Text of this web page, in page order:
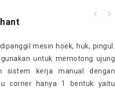
mesin hoek, huk, pingul.
untuk memotong ujung
sistem kerja manual dengan
corner hanya 1 bentuk yaitu